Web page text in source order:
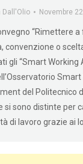
Dall'Olio Novembre
“Rimettere
convenzione o
gli “Smart Working
Smart
del Politecnico
si sono distinte per
di lavoro grazie ai